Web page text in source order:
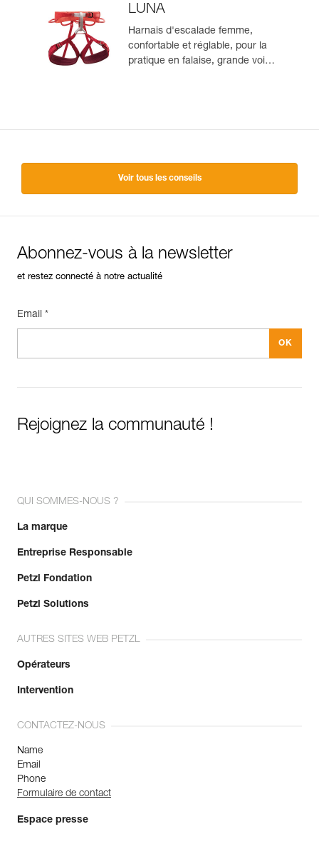
LUNA
Harnais d'escalade femme,
confortable et réglable, pour la
pratique en falaise, grande voie
Voir tous les conseils
Abonnez-vous à la newsletter
et restez connecté à notre actualité
Email *
Rejoignez la communauté !
QUI SOMMES-NOUS ?
La marque
Entreprise Responsable
Petzl Fondation
Petzl Solutions
AUTRES SITES WEB PETZL
Opérateurs
Intervention
CONTACTEZ-NOUS
Name
Email
Phone
Formulaire de contact
Espace presse